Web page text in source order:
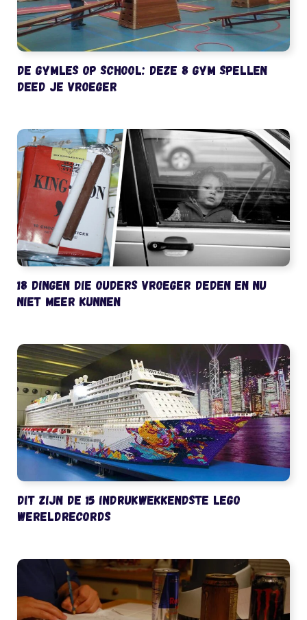
De gymles op school: deze 8 gym spellen
deed je vroeger
18 dingen die ouders vroeger deden en nu
niet meer kunnen
Dit zijn de 15 indrukwekkendste LEGO
wereldrecords